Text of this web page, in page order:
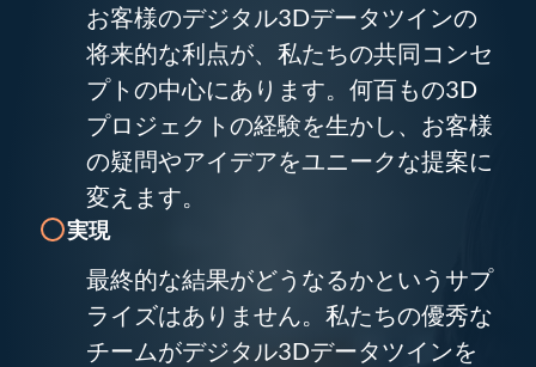
お客様のデジタル3Dデータツインの
将来的な利点が、私たちの共同コンセ
プトの中心にあります。何百もの3D
プロジェクトの経験を生かし、お客様
の疑問やアイデアをユニークな提案に
変えます。
実現
最終的な結果がどうなるかというサプ
ライズはありません。私たちの優秀な
チームがデジタル3Dデータツインを